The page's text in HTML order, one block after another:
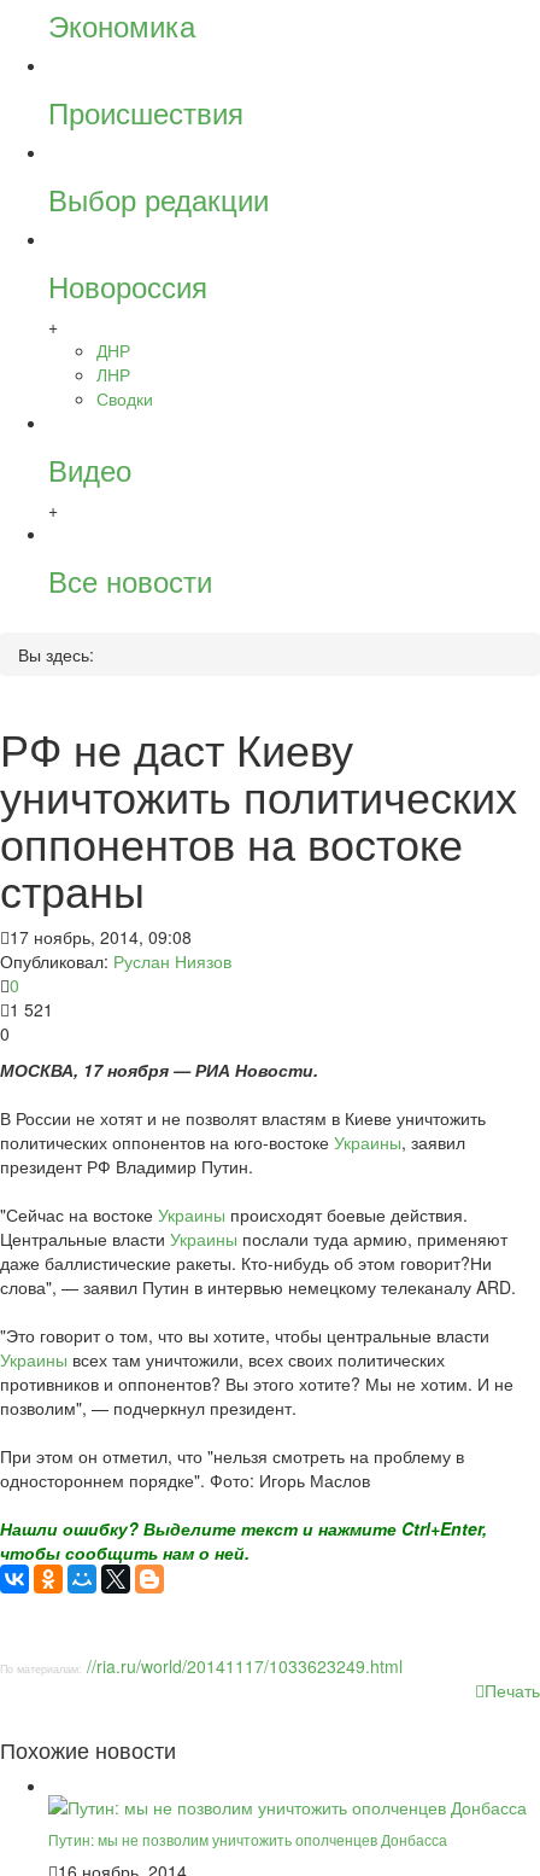
Экономика
Происшествия
Выбор редакции
Новороссия
+
ДНР
ЛНР
Сводки
Видео
+
Все новости
Вы здесь:
РФ не даст Киеву
уничтожить политических
оппонентов на востоке
страны
17 ноябрь, 2014, 09:08
Опубликовал: Руслан Ниязов
0
1 521
0
МОСКВА, 17 ноября — РИА Новости.
В России не хотят и не позволят властям в Киеве уничтожить
политических оппонентов на юго-востоке Украины, заявил
президент РФ Владимир Путин.
"Сейчас на востоке Украины происходят боевые действия.
Центральные власти Украины послали туда армию, применяют
даже баллистические ракеты. Кто-нибудь об этом говорит?Ни
слова", — заявил Путин в интервью немецкому телеканалу ARD.
"Это говорит о том, что вы хотите, чтобы центральные власти
Украины всех там уничтожили, всех своих политических
противников и оппонентов? Вы этого хотите? Мы не хотим. И не
позволим", — подчеркнул президент.
При этом он отметил, что "нельзя смотреть на проблему в
одностороннем порядке". Фото: Игорь Маслов
Нашли ошибку? Выделите текст и нажмите Ctrl+Enter,
чтобы сообщить нам о ней.
По материалам: //ria.ru/world/20141117/1033623249.html
Печать
Похожие новости
Путин: мы не позволим уничтожить ополченцев Донбасса